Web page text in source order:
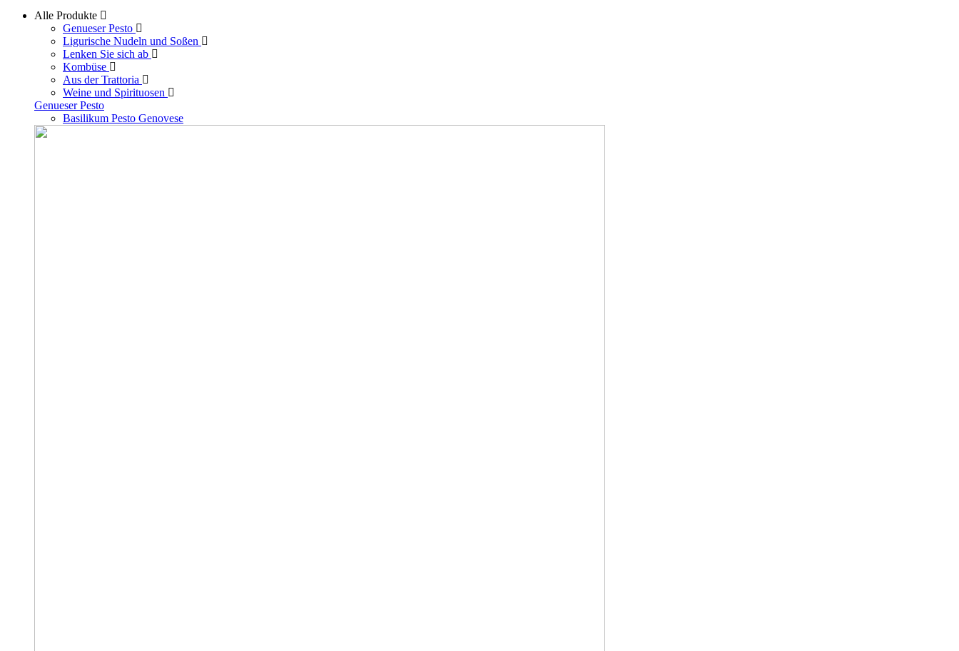
Alle Produkte
Genueser Pesto
Ligurische Nudeln und Soßen
Lenken Sie sich ab
Kombüse
Aus der Trattoria
Weine und Spirituosen
Genueser Pesto
Basilikum Pesto Genovese